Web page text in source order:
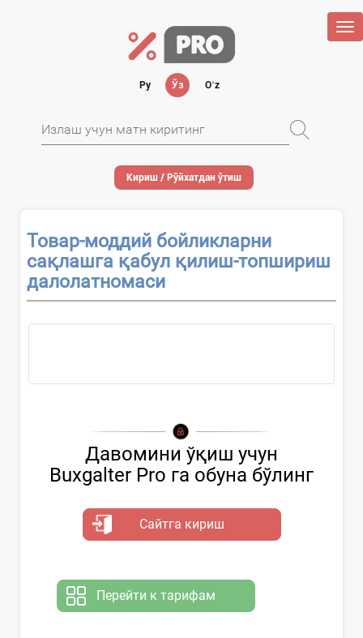
Ру Ўз Oʻz
Кириш / Рўйхатдан ўтиш
Товар-моддий бойликларни
сақлашга қабул қилиш-топшириш
далолатномаси
Давомини ўқиш учун
Buxgalter Pro га обуна бўлинг
Сайтга кириш
Перейти к тарифам